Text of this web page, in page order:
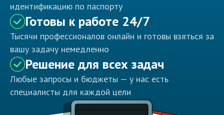
идентификацию по паспорту
Готовы к работе 24/7
Тысячи профессионалов онлайн и готовы взяться за
вашу задачу немедленно
Решение для всех задач
Любые запросы и бюджеты — у нас есть
специалисты для каждой цели